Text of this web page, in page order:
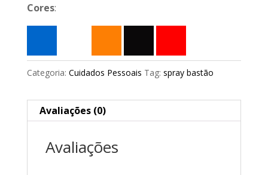
Cores:
Categoria: Cuidados Pessoais Tag: spray bastão
Avaliações (0)
Avaliações